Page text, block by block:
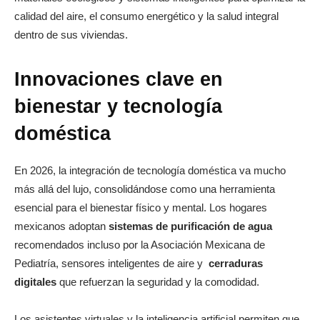
calidad del aire, el consumo energético y la salud integral
dentro de sus viviendas.
Innovaciones clave en
bienestar y tecnología
doméstica
En 2026, la integración de tecnología doméstica va mucho
más allá del lujo, consolidándose como una herramienta
esencial para el bienestar físico y mental. Los hogares
mexicanos adoptan sistemas de purificación de agua
recomendados incluso por la Asociación Mexicana de
Pediatría, sensores inteligentes de aire y cerraduras
digitales que refuerzan la seguridad y la comodidad.